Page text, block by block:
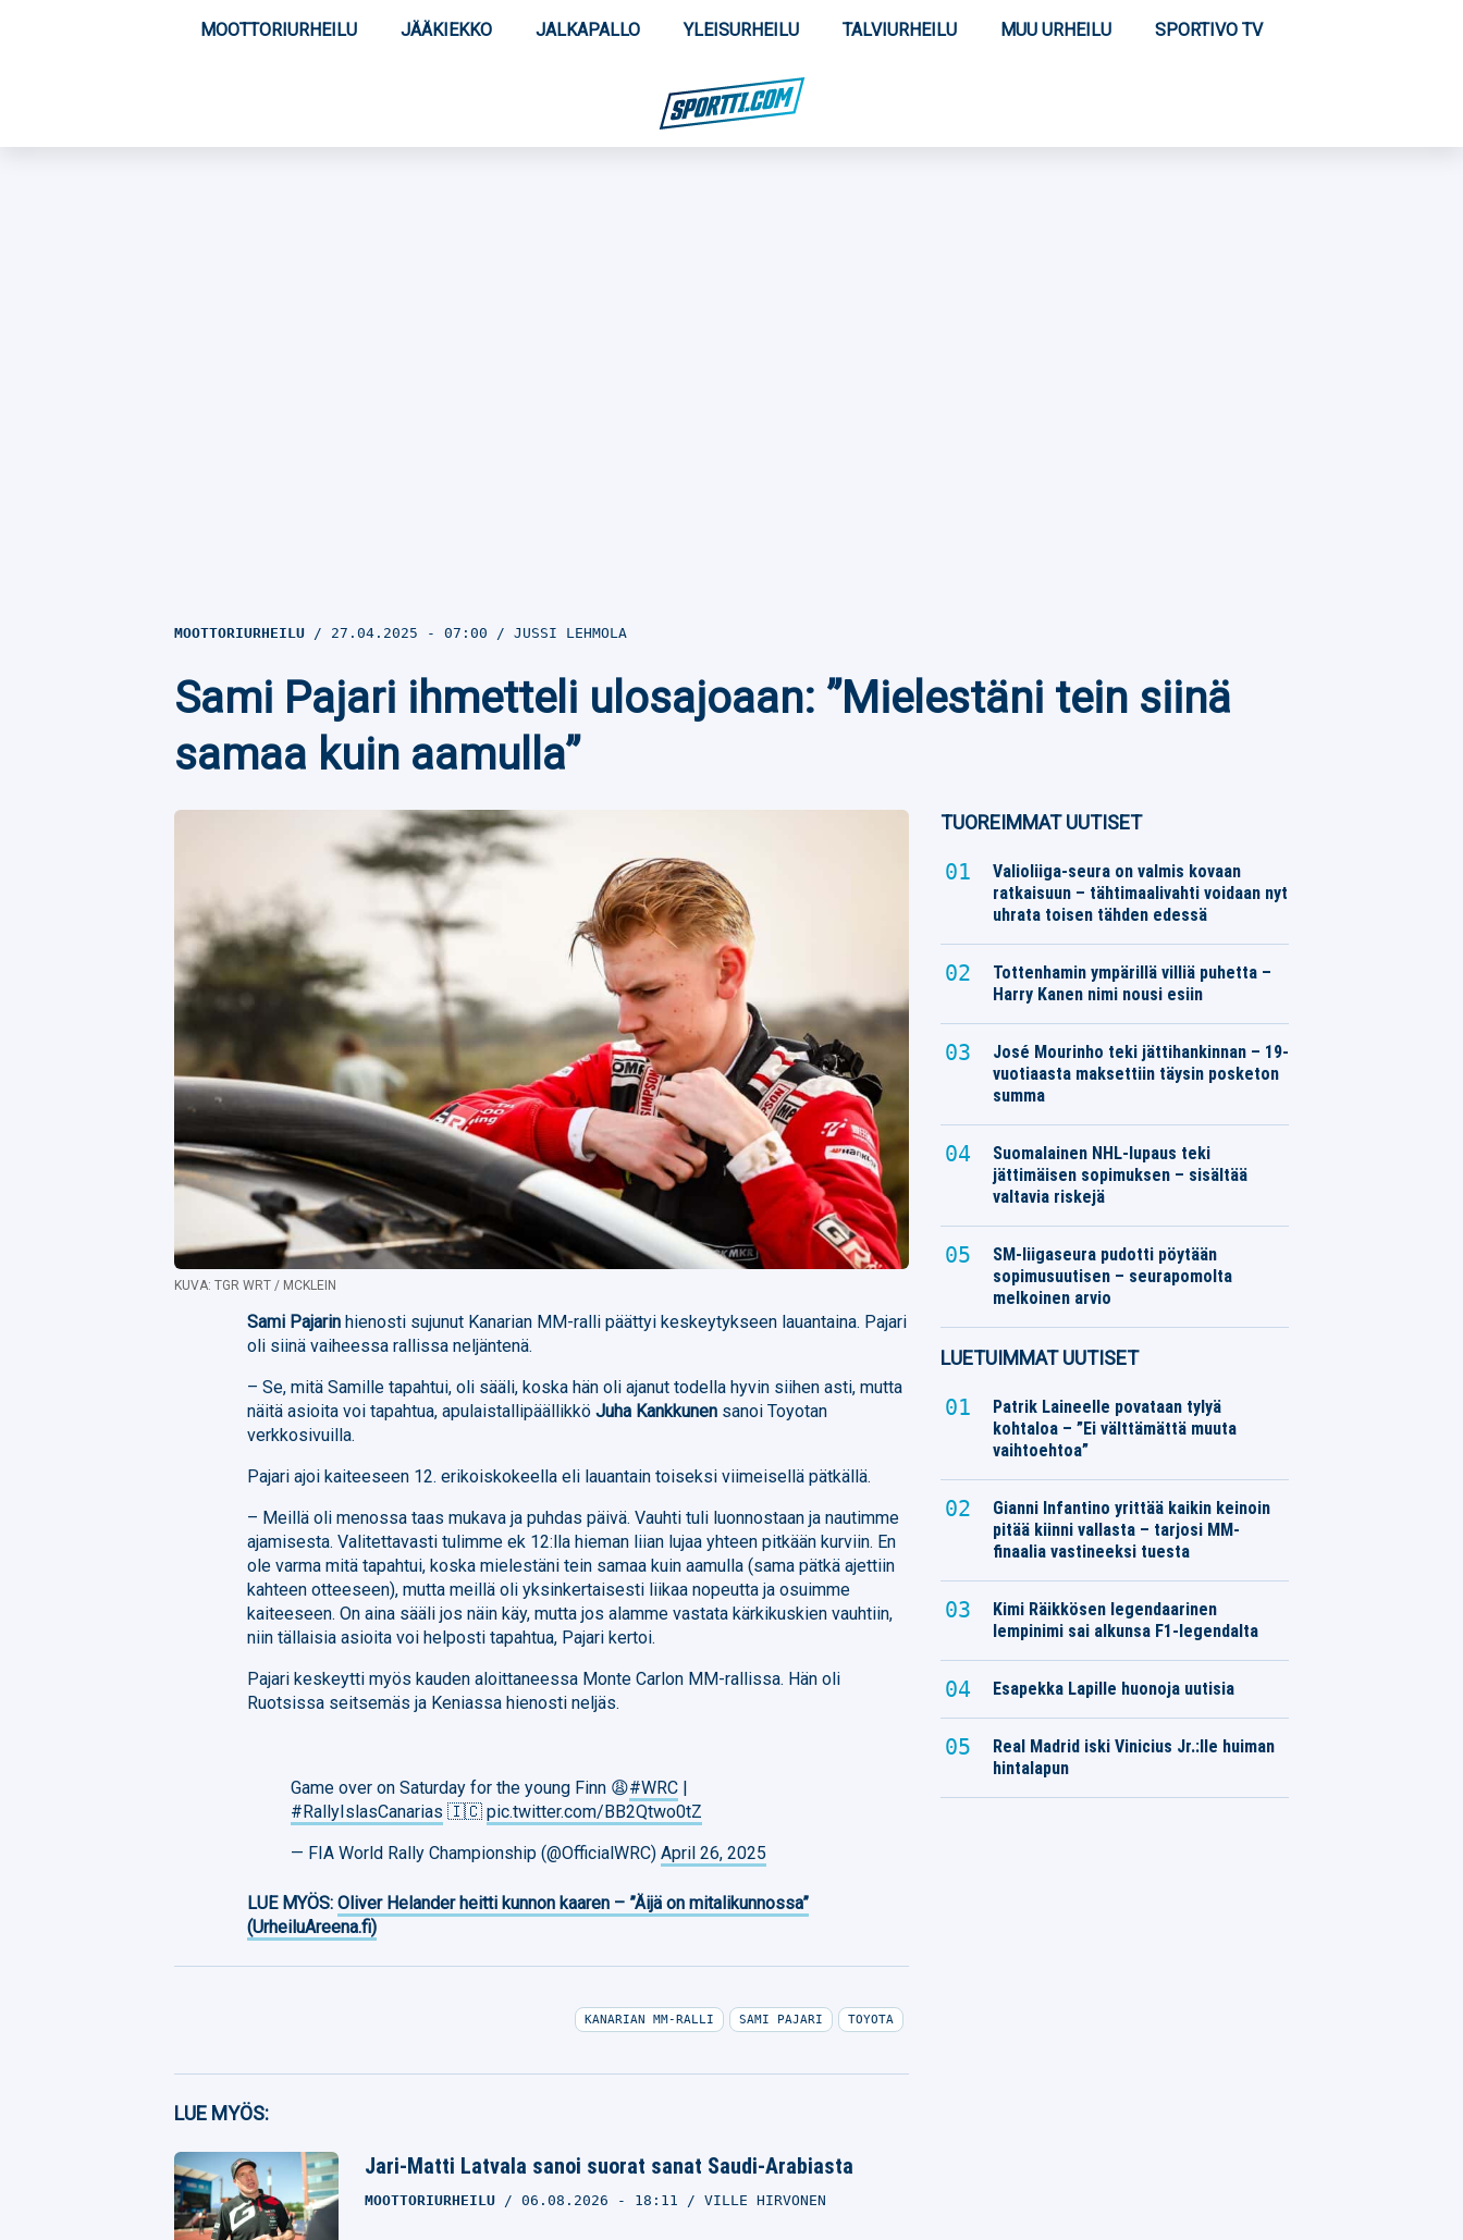
MOOTTORIURHEILU JÄÄKIEKKO JALKAPALLO YLEISURHEILU TALVIURHEILU MUU URHEILU SPORTIVO TV
MOOTTORIURHEILU 27.04.2025 - 07:00 JUSSI LEHMOLA
Sami Pajari ihmetteli ulosajoaan: ”Mielestäni tein siinä
samaa kuin aamulla”
KUVA: TGR WRT / MCKLEIN
Sami Pajarin hienosti sujunut Kanarian MM-ralli päättyi keskeytykseen lauantaina. Pajari
oli siinä vaiheessa rallissa neljäntenä.
– Se, mitä Samille tapahtui, oli sääli, koska hän oli ajanut todella hyvin siihen asti, mutta
näitä asioita voi tapahtua, apulaistallipäällikköJuha Kankkunen sanoi Toyotan
verkkosivuilla.
Pajari ajoi kaiteeseen 12. erikoiskokeella eli lauantain toiseksi viimeisellä pätkällä.
– Meillä oli menossa taas mukava ja puhdas päivä. Vauhti tuli luonnostaan ja nautimme
ajamisesta. Valitettavasti tulimme ek 12:lla hieman liian lujaa yhteen pitkään kurviin. En
ole varma mitä tapahtui, koska mielestäni tein samaa kuin aamulla (sama pätkä ajettiin
kahteen otteeseen), mutta meillä oli yksinkertaisesti liikaa nopeutta ja osuimme
kaiteeseen. On aina sääli jos näin käy, mutta jos alamme vastata kärkikuskien vauhtiin,
niin tällaisia asioita voi helposti tapahtua, Pajari kertoi.
Pajari keskeytti myös kauden aloittaneessa Monte Carlon MM-rallissa. Hän oli
Ruotsissa seitsemäs ja Keniassa hienosti neljäs.
Game over on Saturday for the young Finn 😩#WRC |
#RallyIslasCanarias 🇮🇨pic.twitter.com/BB2Qtwo0tZ
— FIA World Rally Championship (@OfficialWRC)April 26, 2025
LUE MYÖS:Oliver Helander heitti kunnon kaaren – ”Äijä on mitalikunnossa”
(UrheiluAreena.fi)
Facebook
Twitter
Whatsapp
KANARIAN MM-RALLI SAMI PAJARI TOYOTA
LUE MYÖS:
Jari-Matti Latvala sanoi suorat sanat Saudi-Arabiasta
MOOTTORIURHEILU 06.08.2026 - 18:11 VILLE HIRVONEN
TUOREIMMAT UUTISET
Valioliiga-seura on valmis kovaan
ratkaisuun – tähtimaalivahti voidaan nyt
uhrata toisen tähden edessä
Tottenhamin ympärillä villiä puhetta –
Harry Kanen nimi nousi esiin
José Mourinho teki jättihankinnan – 19-
vuotiaasta maksettiin täysin posketon
summa
Suomalainen NHL-lupaus teki
jättimäisen sopimuksen – sisältää
valtavia riskejä
SM-liigaseura pudotti pöytään
sopimusuutisen – seurapomolta
melkoinen arvio
LUETUIMMAT UUTISET
Patrik Laineelle povataan tylyä
kohtaloa – ”Ei välttämättä muuta
vaihtoehtoa”
Gianni Infantino yrittää kaikin keinoin
pitää kiinni vallasta – tarjosi MM-
finaalia vastineeksi tuesta
Kimi Räikkösen legendaarinen
lempinimi sai alkunsa F1-legendalta
Esapekka Lapille huonoja uutisia
Real Madrid iski Vinicius Jr.:lle huiman
hintalapun